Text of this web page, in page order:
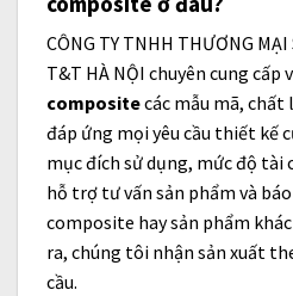
CÔNG TY TNHH THƯƠNG MẠI
T&T HÀ NỘI chuyên cung cấp
compositecác mẫu mã, chất
đáp ứng mọi yêu cầu thiết kế
mục đích sử dụng, mức độ
hỗ trợ tư vấn sản phẩm và
composite hay sản phẩm
ra, chúng tôi nhận sản xuất
cầu.